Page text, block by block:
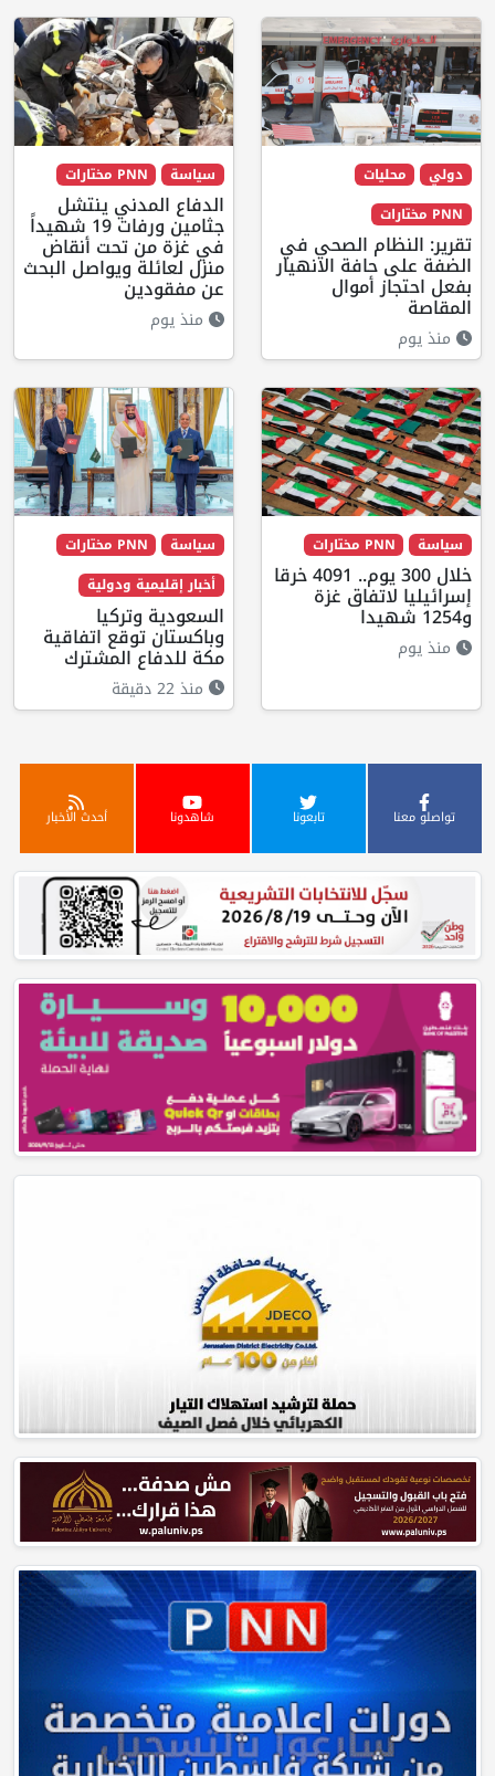
دولي
محليات
PNN مختارات
تقرير: النظام الصحي في
الضفة على حافة الانهيار
بفعل احتجاز أموال
المقاصة
منذ يوم
سياسة PNN مختارات
الدفاع المدني ينتشل
جثامين ورفات 19 شهيداً
في غزة من تحت أنقاض
منزل لعائلة ويواصل البحث
عن مفقودين
منذ يوم
سياسة PNN مختارات
خلال 300 يوم.. 4091 خرقا
إسرائيليا لاتفاق غزة
و1254 شهيدا
منذ يوم
سياسة
PNN مختارات
أخبار إقليمية ودولية
السعودية وتركيا
وباكستان توقع اتفاقية
مكة للدفاع المشترك
منذ 22 دقيقة
تواصلو معنا تابعونا شاهدونا أحدث الأخبار